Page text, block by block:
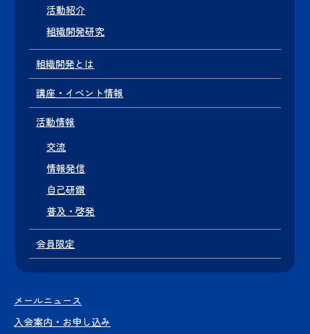
活動紹介
組織開発研究
組織開発とは
講座・イベント情報
活動情報
交流
情報発信
自己研鑽
普及・啓発
会員限定
メールニュース
入会案内・お申し込み